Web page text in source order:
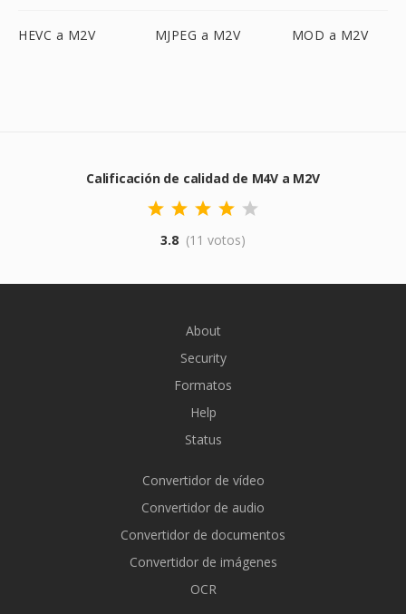
HEVC a M2V MJPEG a M2V MOD a M2V
Calificación de calidad de M4V a M2V
3.8 (11 votos)
About
Security
Formatos
Help
Status
Convertidor de vídeo
Convertidor de audio
Convertidor de documentos
Convertidor de imágenes
OCR